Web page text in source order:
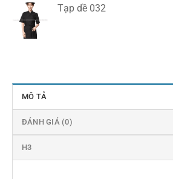
Tạp dề 032
MÔ TẢ
ĐÁNH GIÁ (0)
H3